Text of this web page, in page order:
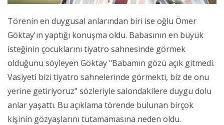
Törenin en duygusal anlarından biri ise oğlu Ömer
Göktay'ın yaptığı konuşma oldu. Babasının en büyük
isteğinin çocuklarını tiyatro sahnesinde görmek
olduğunu söyleyen Göktay "Babamın gözü açık gitmedi.
Vasiyeti bizi tiyatro sahnelerinde görmekti, biz de onu
yerine getiriyoruz" sözleriyle salondakilere duygu dolu
anlar yaşattı. Bu açıklama törende bulunan birçok
kişinin gözyaşlarını tutamamasına neden oldu.